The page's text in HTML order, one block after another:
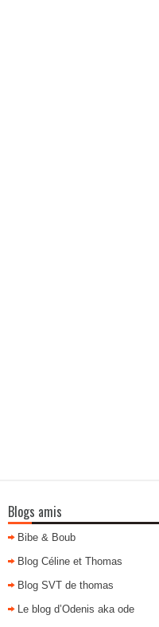
Blogs amis
Bibe & Boub
Blog Céline et Thomas
Blog SVT de thomas
Le blog d’Odenis aka ode